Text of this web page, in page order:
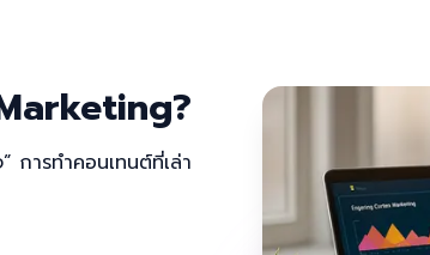
” การทำคอนเทนต์ที่เล่า